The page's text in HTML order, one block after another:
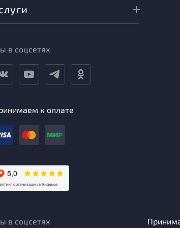
в соцсетях
к оплате
в соцсетях